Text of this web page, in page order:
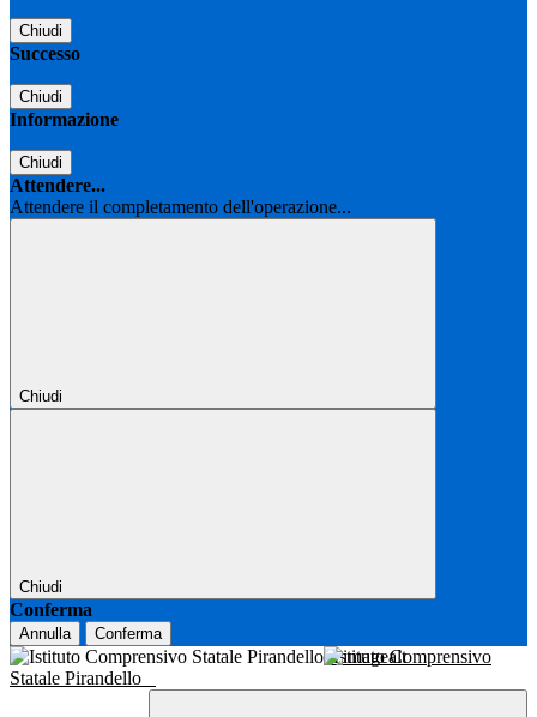
Chiudi
Successo
Chiudi
Informazione
Chiudi
Attendere...
Attendere il completamento dell'operazione...
Chiudi
Chiudi
Conferma
Annulla Conferma
Istituto Comprensivo
Statale Pirandello